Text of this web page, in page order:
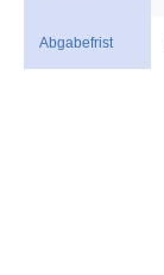
Abgabefrist